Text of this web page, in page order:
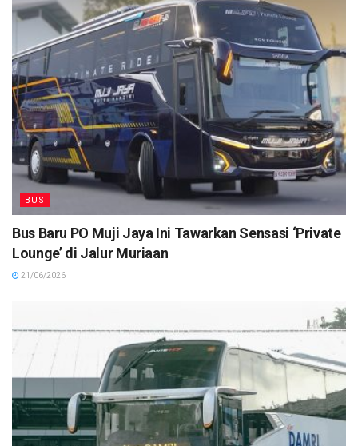
BUS
Bus Baru PO Muji Jaya Ini Tawarkan Sensasi ‘Private
Lounge’ di Jalur Muriaan
21/06/2026